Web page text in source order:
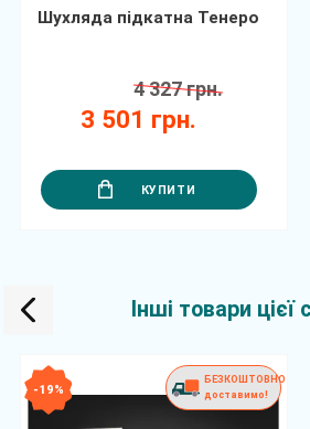
Шухляда підкатна Тенеро
3 501 грн.
4 327 грн.
КУПИТИ
Інші товари цієї
- 19 %
БЕЗКОШТОВНО
доставимо!